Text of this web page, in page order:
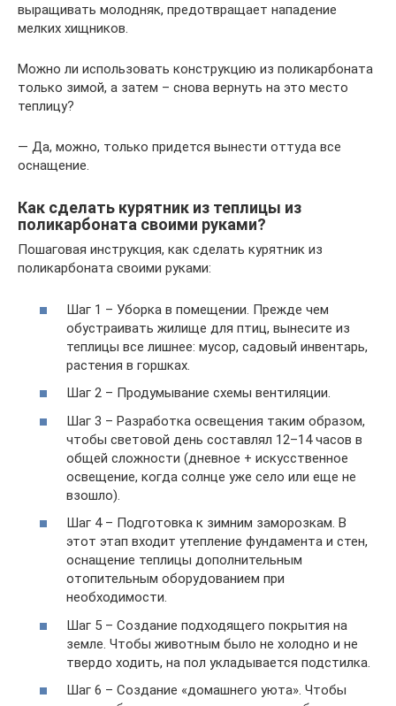
выращивать молодняк, предотвращает нападение
мелких хищников.
Можно ли использовать конструкцию из поликарбоната
только зимой, а затем – снова вернуть на это место
теплицу?
— Да, можно, только придется вынести оттуда все
оснащение.
Как сделать курятник из теплицы из
поликарбоната своими руками?
Пошаговая инструкция, как сделать курятник из
поликарбоната своими руками:
Шаг 1 – Уборка в помещении. Прежде чем
обустраивать жилище для птиц, вынесите из
теплицы все лишнее: мусор, садовый инвентарь,
растения в горшках.
Шаг 2 – Продумывание схемы вентиляции.
Шаг 3 – Разработка освещения таким образом,
чтобы световой день составлял 12–14 часов в
общей сложности (дневное + искусственное
освещение, когда солнце уже село или еще не
взошло).
Шаг 4 – Подготовка к зимним заморозкам. В
этот этап входит утепление фундамента и стен,
оснащение теплицы дополнительным
отопительным оборудованием при
необходимости.
Шаг 5 – Создание подходящего покрытия на
земле. Чтобы животным было не холодно и не
твердо ходить, на пол укладывается подстилка.
Шаг 6 – Создание «домашнего уюта». Чтобы